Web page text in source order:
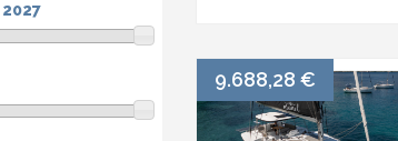
9.688,28 €